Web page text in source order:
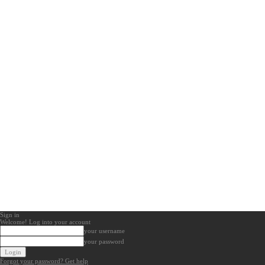
Sign in
Welcome! Log into your account
your username
your password
Forgot your password? Get help